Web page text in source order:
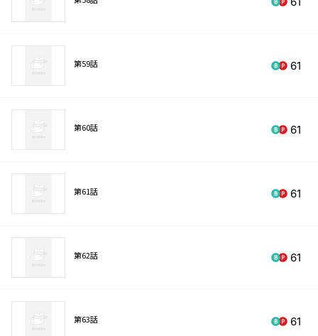
第59話 61
第60話 61
第61話 61
第62話 61
第63話 61